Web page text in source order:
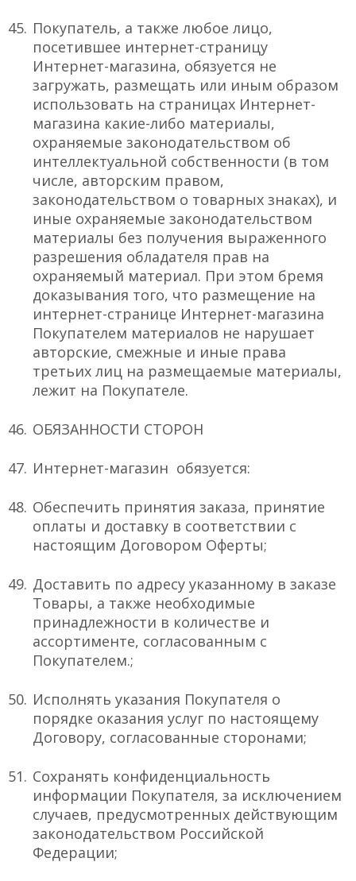
Покупатель, а также любое лицо,
посетившее интернет-страницу
Интернет-магазина, обязуется не
загружать, размещать или иным образом
использовать на страницах Интернет-
магазина какие-либо материалы,
охраняемые законодательством об
интеллектуальной собственности (в том
числе, авторским правом,
законодательством о товарных знаках), и
иные охраняемые законодательством
материалы без получения выраженного
разрешения обладателя прав на
охраняемый материал. При этом бремя
доказывания того, что размещение на
интернет-странице Интернет-магазина
Покупателем материалов не нарушает
авторские, смежные и иные права
третьих лиц на размещаемые материалы,
лежит на Покупателе.
ОБЯЗАННОСТИ СТОРОН
Интернет-магазин обязуется:
Обеспечить принятия заказа, принятие
оплаты и доставку в соответствии с
настоящим Договором Оферты;
Доставить по адресу указанному в заказе
Товары, а также необходимые
принадлежности в количестве и
ассортименте, согласованным с
Покупателем.;
Исполнять указания Покупателя о
порядке оказания услуг по настоящему
Договору, согласованные сторонами;
Сохранять конфиденциальность
информации Покупателя, за исключением
случаев, предусмотренных действующим
законодательством Российской
Федерации;